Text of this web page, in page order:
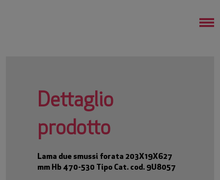
Lama due smussi forata 203X19X627
mm Hb 470-530 Tipo Cat. cod. 9U8057
Dettaglio
prodotto